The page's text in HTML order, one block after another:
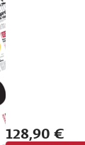
128,90 €